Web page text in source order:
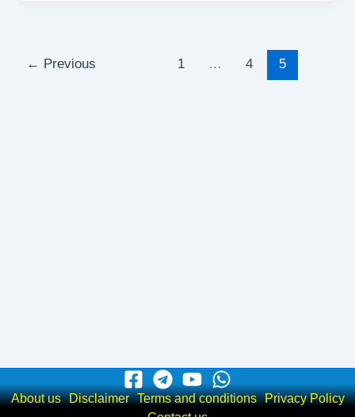
← Previous 1 … 4 5
About us Disclaimer Terms and conditions Privacy Policy